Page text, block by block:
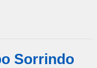
Sorrindo